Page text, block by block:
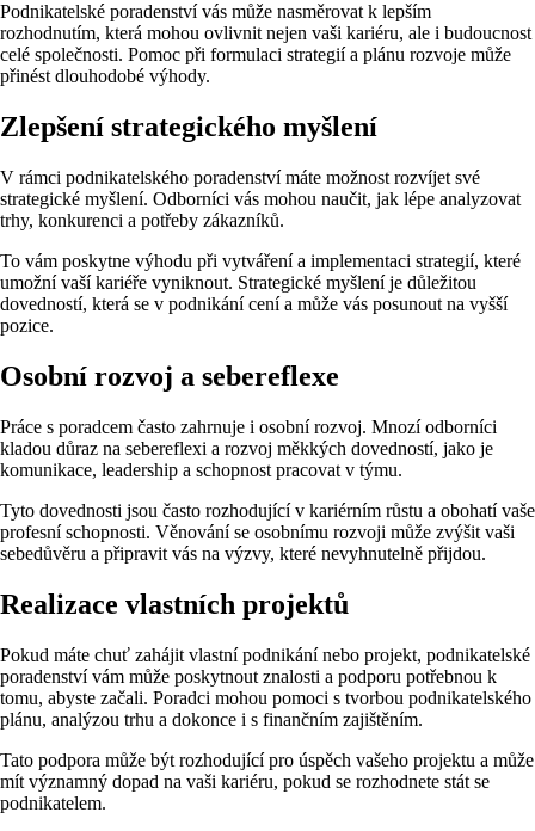
Podnikatelské poradenství vás může nasměrovat k lepším
rozhodnutím, která mohou ovlivnit nejen vaši kariéru, ale i budoucnost
celé společnosti. Pomoc při formulaci strategií a plánu rozvoje může
přinést dlouhodobé výhody.
Zlepšení strategického myšlení
V rámci podnikatelského poradenství máte možnost rozvíjet své
strategické myšlení. Odborníci vás mohou naučit, jak lépe analyzovat
trhy, konkurenci a potřeby zákazníků.
To vám poskytne výhodu při vytváření a implementaci strategií, které
umožní vaší kariéře vyniknout. Strategické myšlení je důležitou
dovedností, která se v podnikání cení a může vás posunout na vyšší
pozice.
Osobní rozvoj a sebereflexe
Práce s poradcem často zahrnuje i osobní rozvoj. Mnozí odborníci
kladou důraz na sebereflexi a rozvoj měkkých dovedností, jako je
komunikace, leadership a schopnost pracovat v týmu.
Tyto dovednosti jsou často rozhodující v kariérním růstu a obohatí vaše
profesní schopnosti. Věnování se osobnímu rozvoji může zvýšit vaši
sebedůvěru a připravit vás na výzvy, které nevyhnutelně přijdou.
Realizace vlastních projektů
Pokud máte chuť zahájit vlastní podnikání nebo projekt, podnikatelské
poradenství vám může poskytnout znalosti a podporu potřebnou k
tomu, abyste začali. Poradci mohou pomoci s tvorbou podnikatelského
plánu, analýzou trhu a dokonce i s finančním zajištěním.
Tato podpora může být rozhodující pro úspěch vašeho projektu a může
mít významný dopad na vaši kariéru, pokud se rozhodnete stát se
podnikatelem.